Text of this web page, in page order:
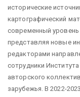
исторические
картографический
современный уровень
представляя новые
редакторами
сотрудники
авторского
зарубежья. В 2022-